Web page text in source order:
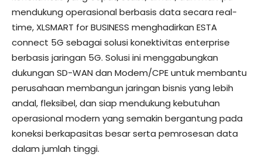
mendukung operasional berbasis data secara real-
time, XLSMART for BUSINESS menghadirkan ESTA
connect 5G sebagai solusi konektivitas enterprise
berbasis jaringan 5G. Solusi ini menggabungkan
dukungan SD-WAN dan Modem/CPE untuk membantu
perusahaan membangun jaringan bisnis yang lebih
andal, fleksibel, dan siap mendukung kebutuhan
operasional modern yang semakin bergantung pada
koneksi berkapasitas besar serta pemrosesan data
dalam jumlah tinggi.